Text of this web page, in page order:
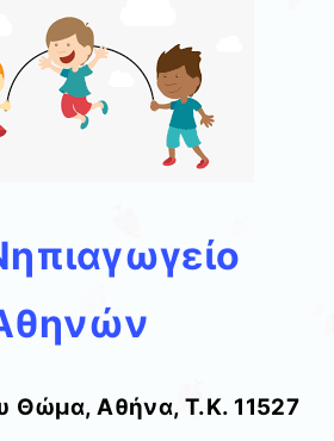
Θώμα, Αθήνα, Τ.Κ. 11527